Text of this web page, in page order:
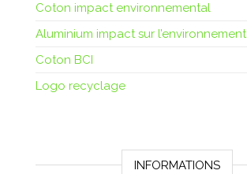
Coton impact environnemental
Aluminium impact sur l’environnement
Coton BCI
Logo recyclage
INFORMATIONS